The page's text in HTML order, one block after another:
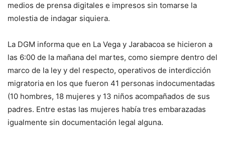
medios de prensa digitales e impresos sin tomarse la
molestia de indagar siquiera.
La DGM informa que en La Vega y Jarabacoa se hicieron a
las 6:00 de la mañana del martes, como siempre dentro del
marco de la ley y del respecto, operativos de interdicción
migratoria en los que fueron 41 personas indocumentadas
(10 hombres, 18 mujeres y 13 niños acompañados de sus
padres. Entre estas las mujeres había tres embarazadas
igualmente sin documentación legal alguna.